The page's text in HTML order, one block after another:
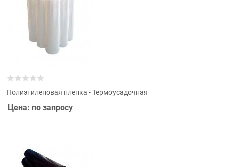
Полиэтиленовая пленка - Термоусадочная
Цена: по запросу